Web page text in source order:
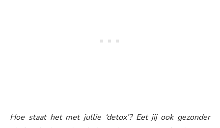
Hoe staat het met jullie ‘detox’? Eet jij ook gezonder